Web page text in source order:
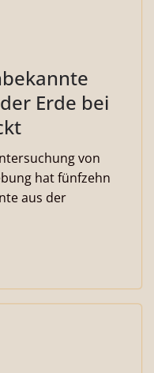
Erde bei
von
hat fünfzehn
aus der